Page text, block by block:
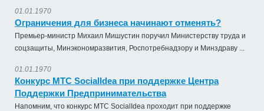
01.01.1970
Ограничения для бизнеса начинают отменять?
Премьер-министр Михаил Мишустин поручил Министерству труда и
соцзащиты, Минэкономразвития, Роспотребнадзору и Минздраву ...
01.01.1970
Конкурс МТС SocialIdea при поддержке Центра
Поддержки Предпринимательства
Напомним, что конкурс МТС SocialIdea проходит при поддержке